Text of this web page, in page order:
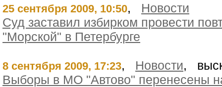
25 сентября 2009, 10:50, Новости
Суд заставил избирком провести
"Морской" в Петербурге
8 сентября 2009, 17:23, Новости,
Выборы в МО "Автово" перенесены